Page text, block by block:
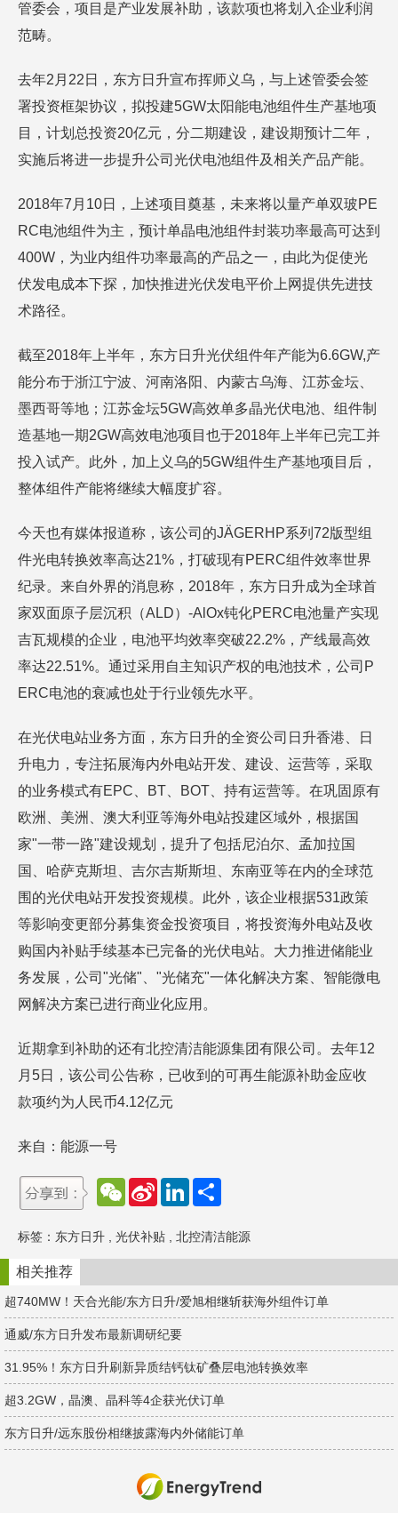
管委会，项目是产业发展补助，该款项也将划入企业利润
范畴。
去年2月22日，东方日升宣布挥师义乌，与上述管委会签
署投资框架协议，拟投建5GW太阳能电池组件生产基地项
目，计划总投资20亿元，分二期建设，建设期预计二年，
实施后将进一步提升公司光伏电池组件及相关产品产能。
2018年7月10日，上述项目奠基，未来将以量产单双玻PE
RC电池组件为主，预计单晶电池组件封装功率最高可达到
400W，为业内组件功率最高的产品之一，由此为促使光
伏发电成本下探，加快推进光伏发电平价上网提供先进技
术路径。
截至2018年上半年，东方日升光伏组件年产能为6.6GW,产
能分布于浙江宁波、河南洛阳、内蒙古乌海、江苏金坛、
墨西哥等地；江苏金坛5GW高效单多晶光伏电池、组件制
造基地一期2GW高效电池项目也于2018年上半年已完工并
投入试产。此外，加上义乌的5GW组件生产基地项目后，
整体组件产能将继续大幅度扩容。
今天也有媒体报道称，该公司的JÄGERHP系列72版型组
件光电转换效率高达21%，打破现有PERC组件效率世界
纪录。来自外界的消息称，2018年，东方日升成为全球首
家双面原子层沉积（ALD）-AlOx钝化PERC电池量产实现
吉瓦规模的企业，电池平均效率突破22.2%，产线最高效
率达22.51%。通过采用自主知识产权的电池技术，公司P
ERC电池的衰减也处于行业领先水平。
在光伏电站业务方面，东方日升的全资公司日升香港、日
升电力，专注拓展海内外电站开发、建设、运营等，采取
的业务模式有EPC、BT、BOT、持有运营等。在巩固原有
欧洲、美洲、澳大利亚等海外电站投建区域外，根据国
家"一带一路"建设规划，提升了包括尼泊尔、孟加拉国
国、哈萨克斯坦、吉尔吉斯斯坦、东南亚等在内的全球范
围的光伏电站开发投资规模。此外，该企业根据531政策
等影响变更部分募集资金投资项目，将投资海外电站及收
购国内补贴手续基本已完备的光伏电站。大力推进储能业
务发展，公司"光储"、"光储充"一体化解决方案、智能微电
网解决方案已进行商业化应用。
近期拿到补助的还有北控清洁能源集团有限公司。去年12
月5日，该公司公告称，已收到的可再生能源补助金应收
款项约为人民币4.12亿元
来自：能源一号
W
e
a
t
S
a
W
e
b
o
L
k
e
d
n
标签： 东方日升 光伏补贴 北控清洁能源
相关推荐
超740MW！天合光能/东方日升/爱旭相继斩获海外组件订单
通威/东方日升发布最新调研纪要
31.95%！东方日升刷新异质结钙钛矿叠层电池转换效率
超3.2GW，晶澳、晶科等4企获光伏订单
东方日升/远东股份相继披露海内外储能订单